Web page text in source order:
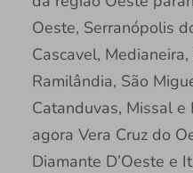
Oeste, Serranópolis
Cascavel,
Ramilândia, São
Catanduvas, Missal
agora Vera Cruz do
Diamante D’Oeste e